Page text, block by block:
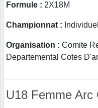
Formule : 2X18M
Championnat :
Organisation : Comite
Departemental Cotes
U18 Femme Arc